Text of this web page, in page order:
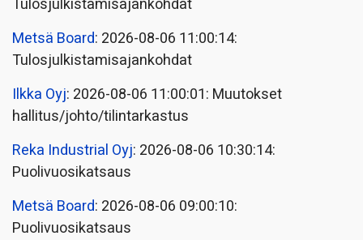
Tulosjulkistamisajankohdat
Metsä Board: 2026-08-06 11:00:14:
Tulosjulkistamisajankohdat
Ilkka Oyj: 2026-08-06 11:00:01: Muutokset
hallitus/johto/tilintarkastus
Reka Industrial Oyj: 2026-08-06 10:30:14:
Puolivuosikatsaus
Metsä Board: 2026-08-06 09:00:10:
Puolivuosikatsaus